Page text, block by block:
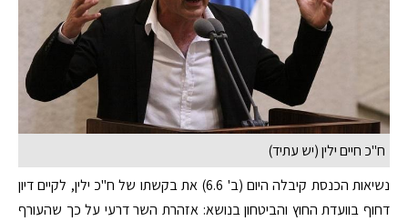
ח"כ חיים ילין (יש עתיד)
נשיאות הכנסת קיבלה היום (ב' 6.6) את בקשתו של ח"כ ילין, לקיים דיון
דחוף בוועדת החוץ והביטחון בנושא: אזהרת השר דרעי על כך שהעורף